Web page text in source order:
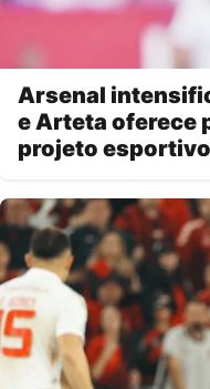
Arsenal
e Arteta oferece
projeto esportivo